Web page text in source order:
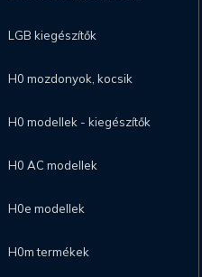
LGB kiegészítők
H0 mozdonyok, kocsik
H0 modellek - kiegészítők
H0 AC modellek
H0e modellek
H0m termékek